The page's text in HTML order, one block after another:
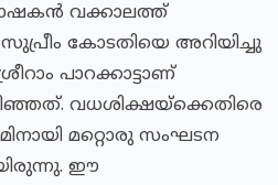
വക്കാലത്ത്
കോടതിയെ അറിയിച്ചു
പാറക്കാട്ടാണ്
വധശിക്ഷയ്ക്കെതിരെ
മറ്റൊരു സംഘടന
ഈ